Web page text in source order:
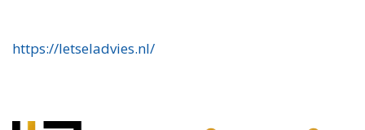
https://letseladvies.nl/